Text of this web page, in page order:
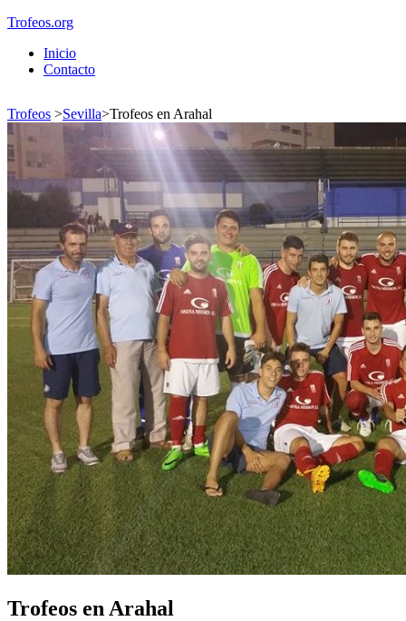
Trofeos.org
Inicio
Contacto
Trofeos >Sevilla>Trofeos en Arahal
Trofeos en Arahal